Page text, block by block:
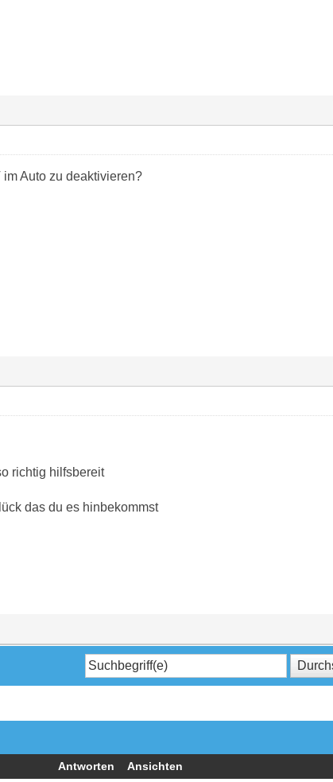
Auto zu deaktivieren?
richtig hilfsbereit
das du es hinbekommst
Antworten Ansichten